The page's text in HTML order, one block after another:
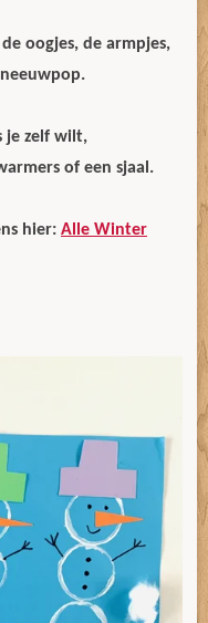
oogjes, de armpjes,
je zelf wilt,
of een sjaal.
hier: Alle Winter